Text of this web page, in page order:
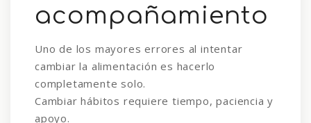
acompañamiento
Uno de los mayores errores al intentar
cambiar la alimentación es hacerlo
completamente solo.
Cambiar hábitos requiere tiempo, paciencia y
apoyo.